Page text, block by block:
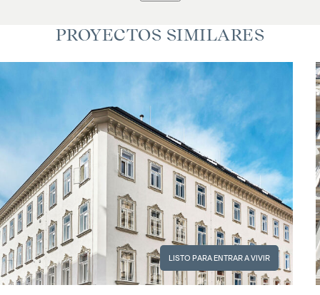
PROYECTOS SIMILARES
LISTO PARA ENTRAR A VIVIR